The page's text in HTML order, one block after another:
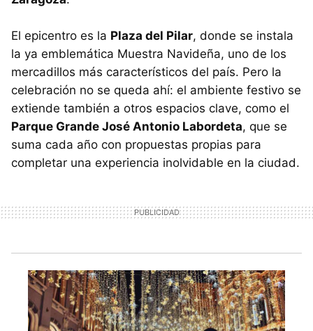
El epicentro es la Plaza del Pilar, donde se instala
la ya emblemática Muestra Navideña, uno de los
mercadillos más característicos del país. Pero la
celebración no se queda ahí: el ambiente festivo se
extiende también a otros espacios clave, como el
Parque Grande José Antonio Labordeta, que se
suma cada año con propuestas propias para
completar una experiencia inolvidable en la ciudad.